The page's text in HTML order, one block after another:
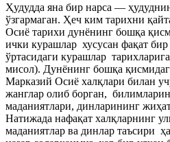
Ҳудудда яна бир нарса —
ўзгармаган. Ҳеч ким тарихни
Осиё тарихи дунёнинг бошқа
ички курашлар хусусан фақат
ўртасидаги курашлар
мисол). Дунёнинг бошқа
Марказий Осиё халқлари билан
жанглар олиб борган,
маданиятлари, динларининг
Натижада нафақат халқларнинг
маданиятлар ва динлар таъсири